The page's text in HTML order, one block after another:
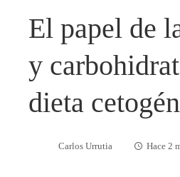
El papel de
y
dieta
Carlos Urrutia Hace 2